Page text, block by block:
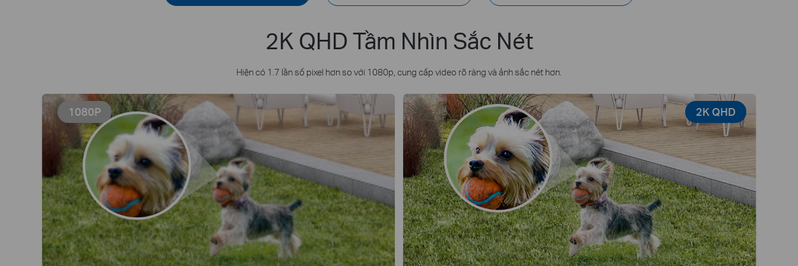
2K QHD Tầm Nhìn Sắc Nét
Hiện có 1.7 lần số pixel hơn so với 1080p, cung cấp video rõ ràng và ảnh sắc nét hơn.
1080P 2K QHD